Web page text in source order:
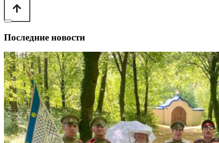
Последние новости